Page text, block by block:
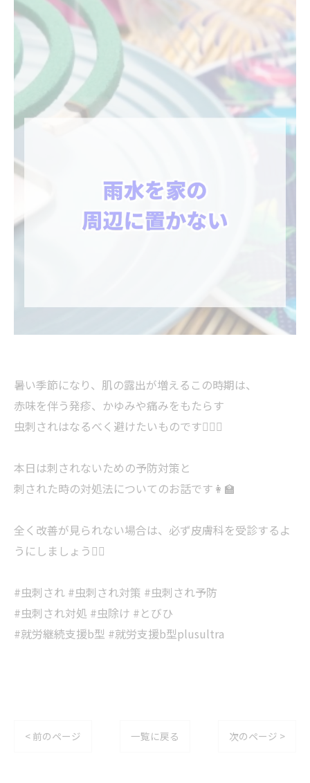
暑い季節になり、肌の露出が増えるこの時期は、
赤味を伴う発疹、かゆみや痛みをもたらす
虫刺されはなるべく避けたいものです😵‍💫🦟
本日は刺されないための予防対策と
刺された時の対処法についてのお話です👩‍🏫
全く改善が見られない場合は、必ず皮膚科を受診するよ
うにしましょう🧑‍⚕️
#虫刺され #虫刺され対策 #虫刺され予防
#虫刺され対処 #虫除け #とびひ
#就労継続支援b型 #就労支援b型plusultra
< 前のページ 一覧に戻る 次のページ >